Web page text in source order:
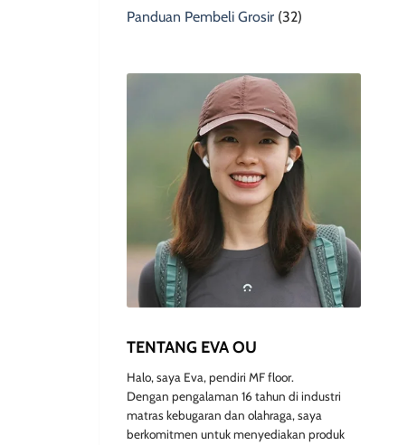
Panduan Pembeli Grosir (32)
TENTANG EVA OU
Halo, saya Eva, pendiri MF floor.
Dengan pengalaman 16 tahun di industri
matras kebugaran dan olahraga, saya
berkomitmen untuk menyediakan produk